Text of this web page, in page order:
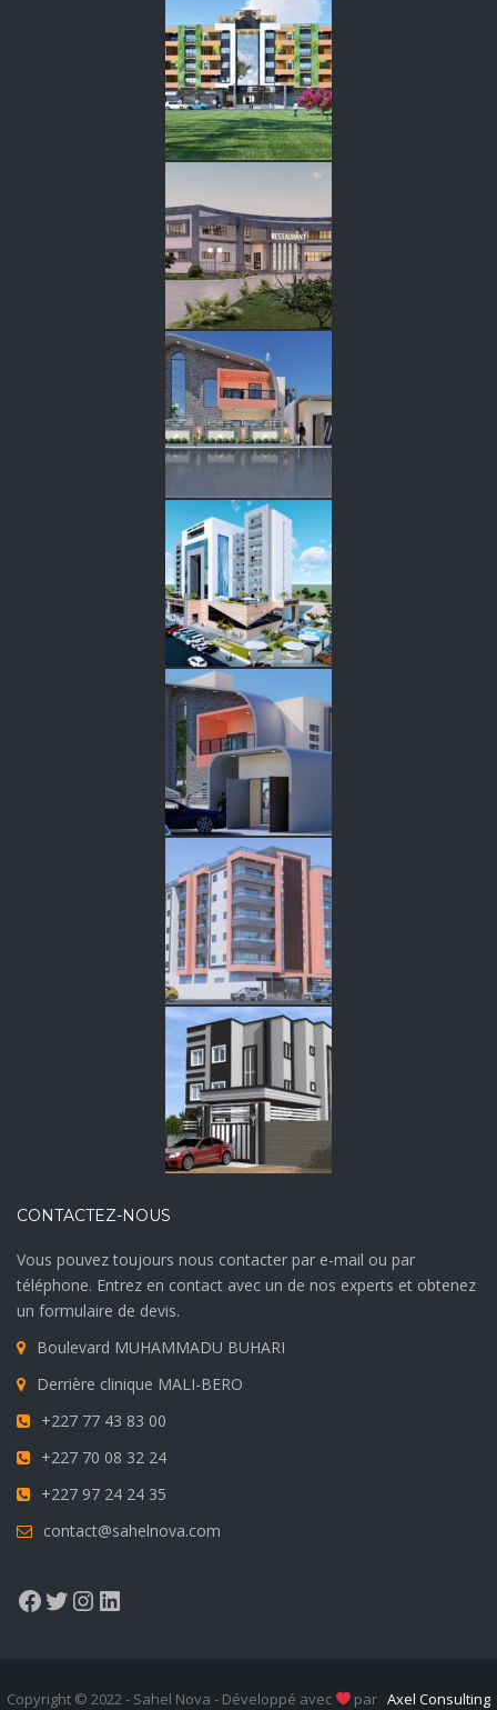
CONTACTEZ-NOUS
Vous pouvez toujours nous contacter par e-mail ou par
téléphone. Entrez en contact avec un de nos experts et obtenez
un formulaire de devis.
Boulevard MUHAMMADU BUHARI
Derrière clinique MALI-BERO
+227 77 43 83 00
+227 70 08 32 24
+227 97 24 24 35
contact@sahelnova.com
Facebook
Twitter
Instagram
LinkedIn
Copyright © 2022 - Sahel Nova - Développé avec parAxel Consulting